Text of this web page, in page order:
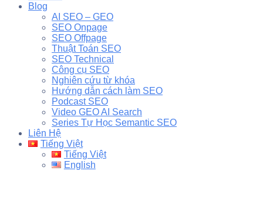
Blog
AI SEO – GEO
SEO Onpage
SEO Offpage
Thuật Toán SEO
SEO Technical
Công cụ SEO
Nghiên cứu từ khóa
Hướng dẫn cách làm SEO
Podcast SEO
Video GEO AI Search
Series Tự Học Semantic SEO
Liên Hệ
Tiếng Việt
Tiếng Việt
English